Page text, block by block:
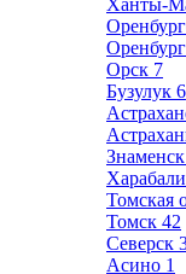
Ханты-
Оренбург
Орск 7
Бузулук 6
Знаменск
Харабали
Томская
Томск 42
Северск
Асино 1